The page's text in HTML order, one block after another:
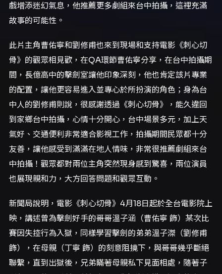
戲增添迷幻氣息，他推薦更多劇組來台中拍攝，這裡充滿
故事的可能性。
此片主角曹佑寧和劉修甫也來到現場和支持電影《刺心切
骨》的觀眾相見歡，在QA環節曹佑寧分享，在台中拍攝期
間，長億高中的擊劍室讓他印象深刻，他也肯定該片專業
的配置，讓他更容易進入並專心於所扮演的角色；身為台
中人的劉修甫則說，很感謝透過《刺心切骨》，能久違回
到家鄉台中拍攝，心情十分開心，台中場景多元，加上天
氣好、交通便利非常適合影視工作，拍攝期間民眾都十分
友善，讓他感受到滿滿在地人情味，非常很推薦劇組來台
中拍攝！觀眾都對兩位主角突然現身感到驚喜，兩位演員
也展現親和力，大方回答問題和觀眾互動。
新聞局說明，電影《刺心切骨》4月18日起於全台電影院上
映，講述曾為擊劍好手的哥哥溫子涵（曹佑寧 飾）某次比
賽因失控行為入獄，同樣學習擊劍的弟弟溫子滐（劉修甫
飾），在母親（丁寧 飾）的刻意阻撓下，與哥哥幾乎斷絕
聯繫，直到出獄後，兄弟瞞著母親私下見面相處，隨著子